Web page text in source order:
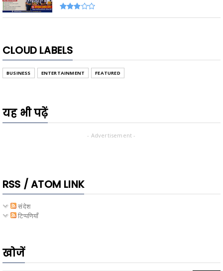
CLOUD LABELS
BUSINESS ENTERTAINMENT FEATURED
यह भी पढ़ें
- Advertisement -
RSS / ATOM LINK
संदेश
टिप्पणियाँ
खोजें